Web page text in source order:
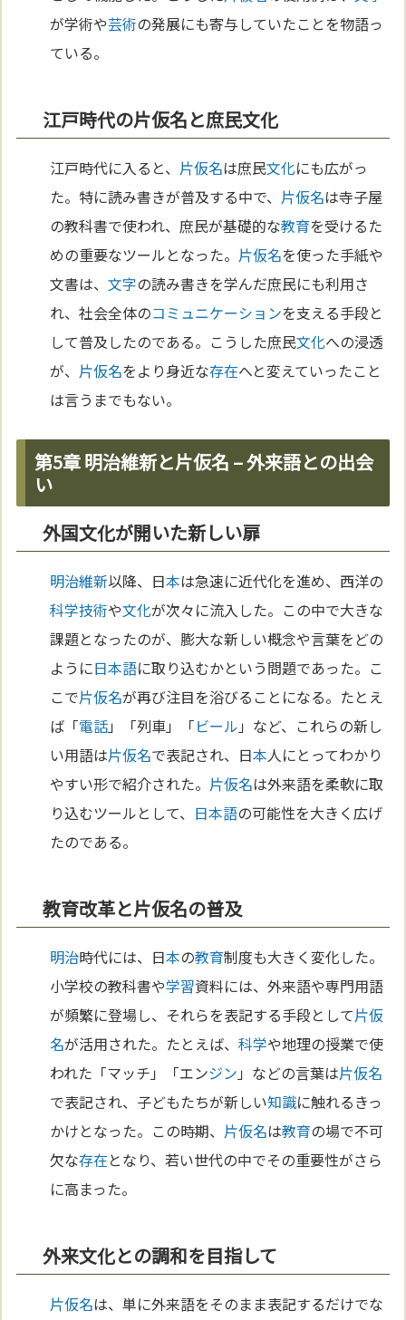
が学術や芸術の発展にも寄与していたことを物語っ
ている。
江戸時代の片仮名と庶民文化
江戸時代に入ると、 片仮名は庶民文化にも広がっ
た。特に読み書きが普及する中で、 片仮名は寺子屋
の教科書で使われ、庶民が基礎的な教育を受けるた
めの重要なツールとなった。 片仮名を使った手紙や
文書は、文字の読み書きを学んだ庶民にも利用さ
れ、社会全体のコミュニケーションを支える手段と
して普及したのである。こうした庶民文化への浸透
が、 片仮名をより身近な存在へと変えていったこと
は言うまでもない。
第5章 明治維新と片仮名 – 外来語との出会
い
外国文化が開いた新しい扉
明治維新以降、日本は急速に近代化を進め、西洋の
科学技術や文化が次々に流入した。この中で大きな
課題となったのが、膨大な新しい概念や言葉をどの
ように日本語に取り込むかという問題であった。こ
こで片仮名が再び注目を浴びることになる。たとえ
ば「電話」「列車」「ビール 」など、これらの新し
い用語は片仮名で表記され、日本人にとってわかり
やすい形で紹介された。 片仮名は外来語を柔軟に取
り込むツールとして、 日本語の可能性を大きく広げ
たのである。
教育改革と片仮名の普及
明治時代には、日本の教育制度も大きく変化した。
小学校の教科書や学習資料には、外来語や専門用語
が頻繁に登場し、それらを表記する手段として片仮
名が活用された。たとえば、科学や地理の授業で使
われた「マッチ」「エンジン 」などの言葉は片仮名
で表記され、子どもたちが新しい知識に触れるきっ
かけとなった。この時期、 片仮名は教育の場で不可
欠な存在となり、若い世代の中でその重要性がさら
に高まった。
外来文化との調和を目指して
片仮名は、単に外来語をそのまま表記するだけでな